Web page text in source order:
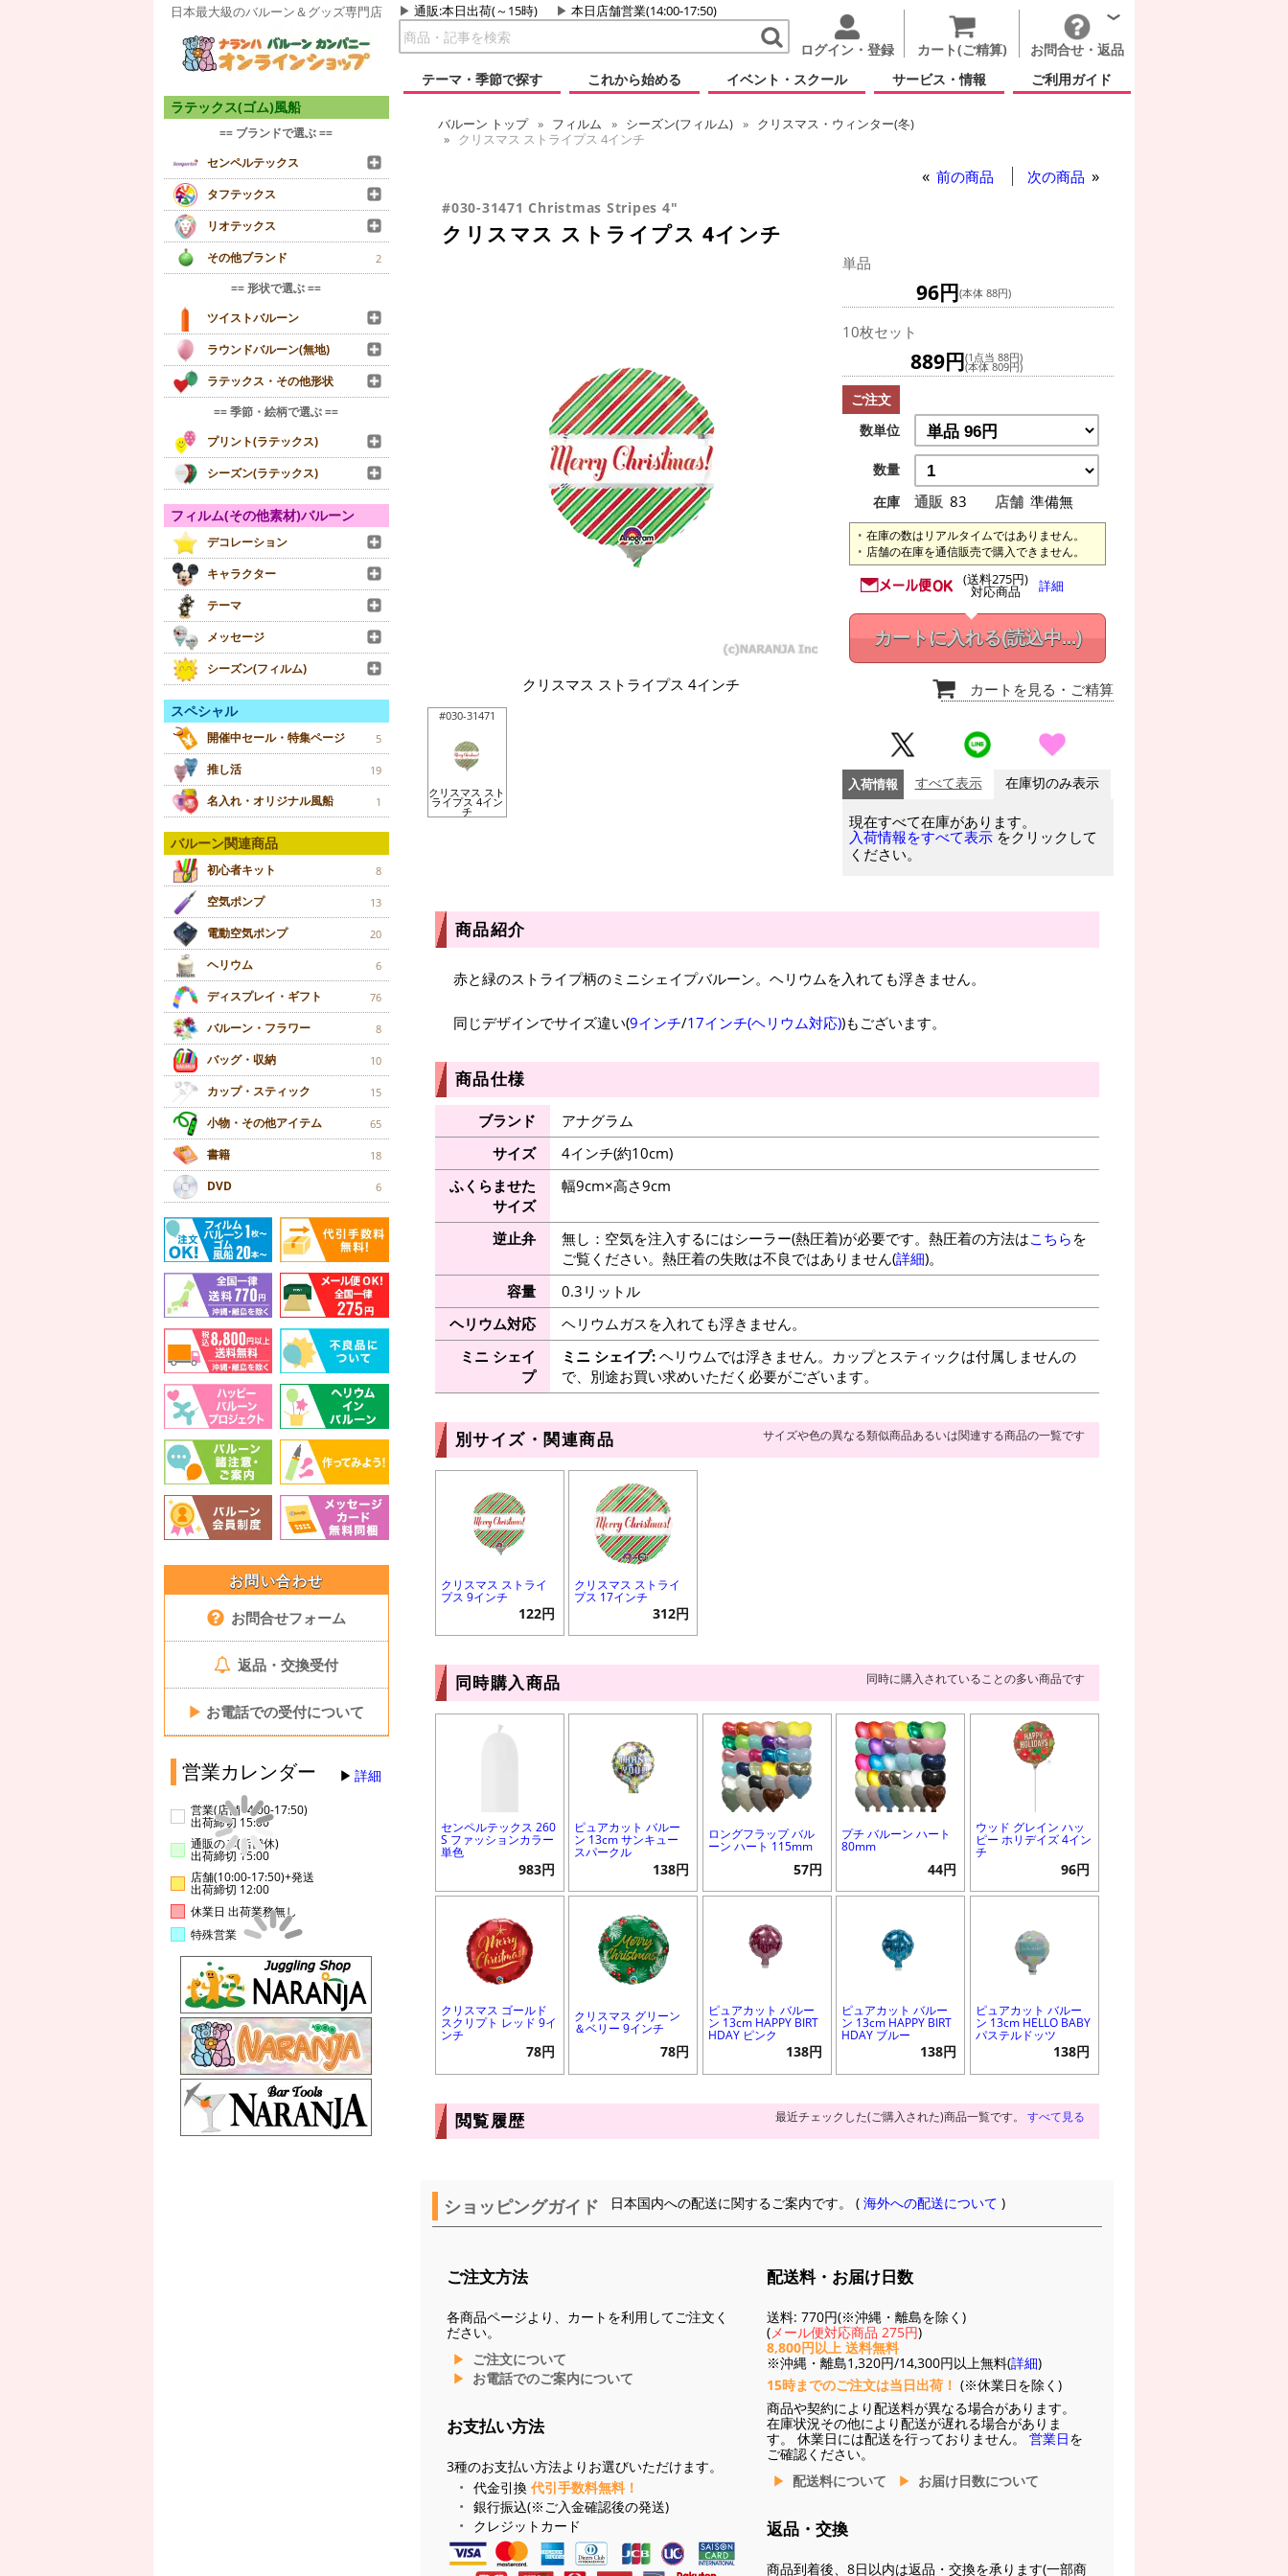
日本最大級のバルーン＆グッズ専門店 通販:本日出荷(～15時) 本日店舗営業(14:00-17:50)
ログイン・登録 カート(ご精算)
お問合せ・返品
テーマ・季節で探す
これから始める イベント・スクール サービス・情報 ご利用ガイド
ラテックス(ゴム)風船
== ブランドで選ぶ ==
センペルテックス
タフテックス
リオテックス
その他ブランド
2
== 形状で選ぶ ==
ツイストバルーン
ラウンドバルーン(無地)
ラテックス・その他形状
== 季節・絵柄で選ぶ ==
プリント(ラテックス)
シーズン(ラテックス)
フィルム(その他素材)バルーン
デコレーション
キャラクター
テーマ
メッセージ
シーズン(フィルム)
スペシャル
開催中セール・特集ページ 5
推し活 19
名入れ・オリジナル風船 1
バルーン関連商品
初心者キット 8
空気ポンプ 13
電動空気ポンプ 20
ヘリウム 6
ディスプレイ・ギフト 76
バルーン・フラワー 8
バッグ・収納 10
カップ・スティック 15
小物・その他アイテム 65
書籍 18
DVD 6
お問い合わせ
お問合せフォーム
返品・交換受付
▶ お電話での受付について
営業カレンダー 詳細
営業(店舗14:00-17:50)
出荷締切 15:00
通販のみ(店舗休)
出荷締切 15:00
店舗(10:00-17:50)+発送
出荷締切 12:00
休業日 出荷業務無し
特殊営業
バルーン トップ フィルム シーズン(フィルム)
クリスマス・ウィンター(冬)
クリスマス ストライプス 4インチ
前の商品 次の商品
#030-31471 Christmas Stripes 4"
クリスマス ストライプス 4インチ
クリスマス ストライプス 4インチ
#030-31471
クリスマス スト
ライプス 4イン
チ
単品
96円(本体 88円)
10枚セット
889円(1点当 88円)
(本体 809円)
ご注文
数単位
数量
在庫
通販 83 店舗 準備無
在庫の数はリアルタイムではありません。
店舗の在庫を通信販売で購入できません。
(送料275円)
対応商品 詳細
カートに入れる(読込中...)
カートを見る ・ご精算
入荷情報 すべて表示 在庫切のみ表示
現在すべて在庫があります。
入荷情報をすべて表示 をクリックして
ください。
商品紹介
赤と緑のストライプ柄のミニシェイプバルーン。ヘリウムを入れても浮きません。
同じデザインでサイズ違い(9インチ/17インチ(ヘリウム対応))もございます。
商品仕様
ブランド
アナグラム
サイズ
4インチ(約10cm)
ふくらませた
サイズ
幅9cm×高さ9cm
逆止弁 無し：空気を注入するにはシーラー(熱圧着)が必要です。熱圧着の方法はこちら を
ご覧ください。熱圧着の失敗は不良ではありません(詳細)。
容量
0.3リットル
ヘリウム対応
ヘリウムガスを入れても浮きません。
ミニ シェイ
プ
ミニ シェイプ:ヘリウムでは浮きません。カップとスティックは付属しませんの
で、別途お買い求めいただく必要がございます。
別サイズ・関連商品 サイズや色の異なる類似商品あるいは関連する商品の一覧です
クリスマス ストライ
プス 9インチ
122円
クリスマス ストライ
プス 17インチ
312円
同時購入商品 同時に購入されていることの多い商品です
センペルテックス 260
S ファッションカラー
単色
983円
ピュアカット バルー
ン 13cm サンキュー
スパークル
138円
ロングフラップ バル
ーン ハート 115mm
57円
プチ バルーン ハート
80mm
44円
ウッド グレイン ハッ
ピー ホリデイズ 4イン
チ
96円
クリスマス ゴールド
スクリプト レッド 9イ
ンチ
78円
クリスマス グリーン
＆ベリー 9インチ
78円
ピュアカット バルー
ン 13cm HAPPY BIRT
HDAY ピンク
138円
ピュアカット バルー
ン 13cm HAPPY BIRT
HDAY ブルー
138円
ピュアカット バルー
ン 13cm HELLO BABY
パステルドッツ
138円
閲覧履歴 最近チェックした(ご購入された)商品一覧です。 すべて見る
ショッピングガイド 日本国内への配送に関するご案内です。 (海外への配送について )
ご注文方法
各商品ページより、カートを利用してご注文く
ださい。
ご注文について
お電話でのご案内について
お支払い方法
3種のお支払い方法よりお選びいただけます。
代金引換 代引手数料無料！
銀行振込(※ご入金確認後の発送)
クレジットカード
配送料・お届け日数
送料: 770円(※沖縄・離島を除く)
( メール便対応商品 275円)
8,800円以上 送料無料
※沖縄・離島1,320円/14,300円以上無料(詳細)
15時までのご注文は当日出荷！ (※休業日を除く)
商品や契約により配送料が異なる場合があります。
在庫状況その他により配送が遅れる場合がありま
す。 休業日には配送を行っておりません。 営業日を
ご確認ください。
配送料について
お届け日数について
返品・交換
商品到着後、8日以内は返品・交換を承ります(一部商